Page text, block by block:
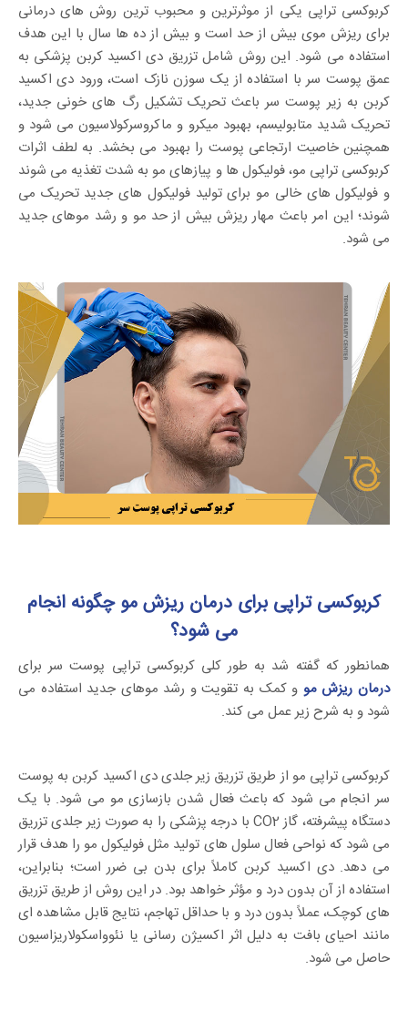
کربوکسی تراپی یکی از موثرترین و محبوب ترین روش های درمانی
برای ریزش موی بیش از حد است و بیش از ده ها سال با این هدف
استفاده می شود. این روش شامل تزریق دی اکسید کربن پزشکی به
عمق پوست سر با استفاده از یک سوزن نازک است، ورود دی اکسید
کربن به زیر پوست سر باعث تحریک تشکیل رگ های خونی جدید،
تحریک شدید متابولیسم، بهبود میکرو و ماکروسرکولاسیون می شود و
همچنین خاصیت ارتجاعی پوست را بهبود می بخشد. به لطف اثرات
کربوکسی تراپی مو، فولیکول ها و پیازهای مو به شدت تغذیه می شوند
و فولیکول های خالی مو برای تولید فولیکول های جدید تحریک می
شوند؛ این امر باعث مهار ریزش بیش از حد مو و رشد موهای جدید
می شود.
کربوکسی تراپی برای درمان ریزش مو چگونه انجام
می شود؟
همانطور که گفته شد به طور کلی کربوکسی تراپی پوست سر برای
درمان ریزش مو و کمک به تقویت و رشد موهای جدید استفاده می
شود و به شرح زیر عمل می کند.
کربوکسی تراپی مو از طریق تزریق زیر جلدی دی اکسید کربن به پوست
سر انجام می شود که باعث فعال شدن بازسازی مو می شود. با یک
دستگاه پیشرفته، گاز CO2 با درجه پزشکی را به صورت زیر جلدی تزریق
می شود که نواحی فعال سلول های تولید مثل فولیکول مو را هدف قرار
می دهد. دی اکسید کربن کاملاً برای بدن بی ضرر است؛ بنابراین،
استفاده از آن بدون درد و مؤثر خواهد بود. در این روش از طریق تزریق
های کوچک، عملاً بدون درد و با حداقل تهاجم، نتایج قابل مشاهده ای
مانند احیای بافت به دلیل اثر اکسیژن رسانی یا نئوواسکولاریزاسیون
حاصل می شود.